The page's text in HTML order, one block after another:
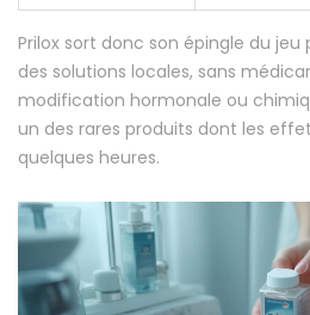
Prilox sort donc son épingle du
des solutions locales, sans
modification hormonale ou
un des rares produits dont les
quelques heures.